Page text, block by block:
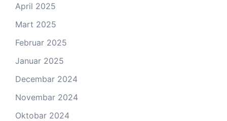
April 2025
Mart 2025
Februar 2025
Januar 2025
Decembar 2024
Novembar 2024
Oktobar 2024